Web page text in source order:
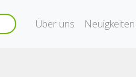
Über uns Neuigkeiten